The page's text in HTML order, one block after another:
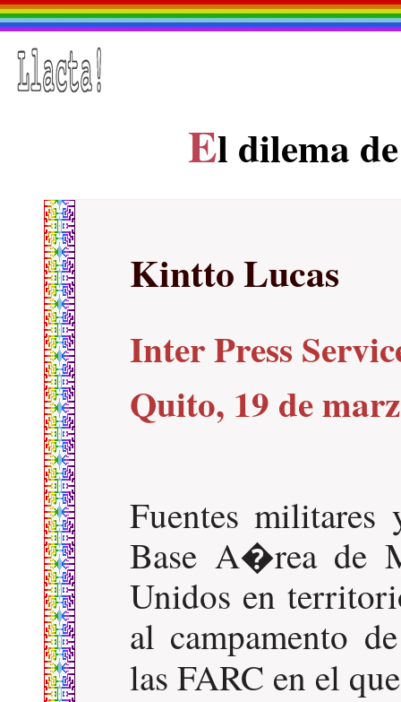
El dilema
Kintto Lucas
Inter Press
Quito, 19 de
Fuentes
Base A�rea de
Unidos en
al campamento
las FARC en el